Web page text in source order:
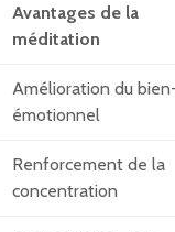
Avantages de la
méditation
Amélioration du
émotionnel
Renforcement de la
concentration